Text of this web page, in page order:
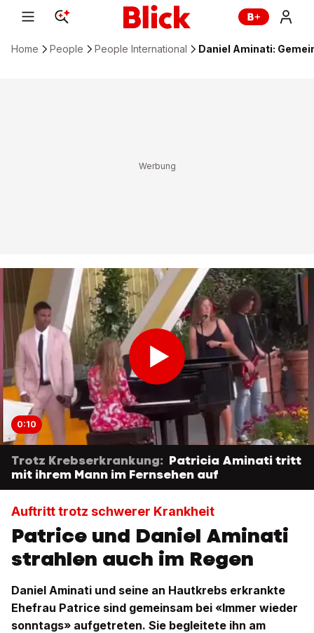
Home People People International Daniel Aminati:
0:10
Trotz Krebserkrankung: Patricia Aminati tritt
mit ihrem Mann im Fernsehen auf
Auftritt trotz schwerer Krankheit
Patrice und Daniel Aminati
strahlen auch im Regen
Daniel Aminati und seine an Hautkrebs erkrankte
Ehefrau Patrice sind gemeinsam bei «Immer wieder
sonntags» aufgetreten. Sie begleitete ihn am